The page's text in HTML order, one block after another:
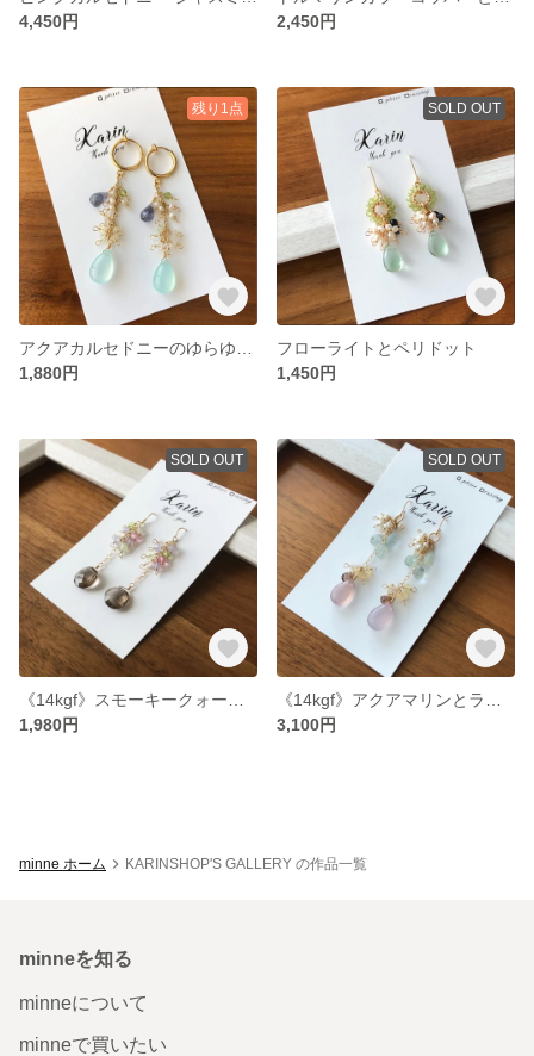
4,450円
2,450円
残り1点
1,880円
SOLD OUT
フローライトとペリドット
1,450円
SOLD OUT
1,980円
SOLD OUT
3,100円
minne ホーム KARINSHOP'S GALLERY の作品一覧
minneを知る
minneについて
minneで買いたい